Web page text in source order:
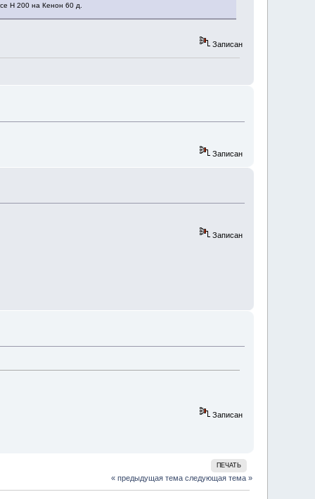
Н 200 на Кенон 60 д.
Записан
Записан
Записан
Записан
ПЕЧАТЬ
« предыдущая тема следующая тема »